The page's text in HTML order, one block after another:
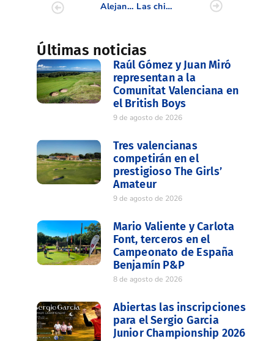
Alejandro Montañés, Campeón de España Sub 16 de Pitch & Putt
Las chicas del Sub 25, brillantes Subcampeonas en el Interterritorial Femenino
Últimas noticias
Raúl Gómez y Juan Miró
representan a la
Comunitat Valenciana en
el British Boys
9 de agosto de 2026
Tres valencianas
competirán en el
prestigioso The Girls’
Amateur
9 de agosto de 2026
Mario Valiente y Carlota
Font, terceros en el
Campeonato de España
Benjamín P&P
8 de agosto de 2026
Abiertas las inscripciones
para el Sergio Garcia
Junior Championship 2026